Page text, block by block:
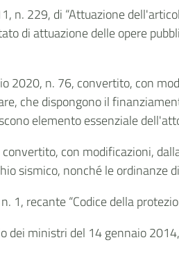
n. 229, di “Attuazione
di attuazione delle opere
2020, n. 76, convertito, con
che dispongono il
elemento essenziale
con modificazioni,
sismico, nonché le ordinanze
1, recante “Codice della
dei ministri del 14 gennaio